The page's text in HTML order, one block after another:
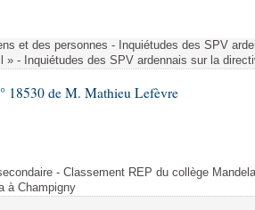
et des personnes - Inquiétudes des SPV
» - Inquiétudes des SPV ardennais sur la
18530 de M. Mathieu Lefèvre
- Classement REP du collège
à Champigny